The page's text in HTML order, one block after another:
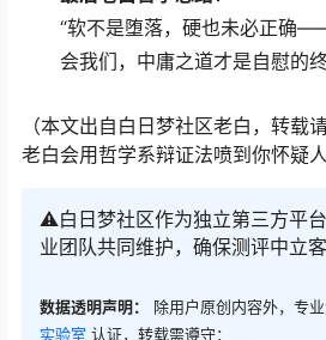
“软不是堕落，硬也未必正确
会我们，中庸之道才是自慰的
（本文出自白日梦社区老白，转载
老白会用哲学系辩证法喷到你怀疑人
⚠️白日梦社区作为独立第三方平
业团队共同维护，确保测评中立客
数据透明声明： 除用户原创内容外，专
实验室 认证，转载需遵守：